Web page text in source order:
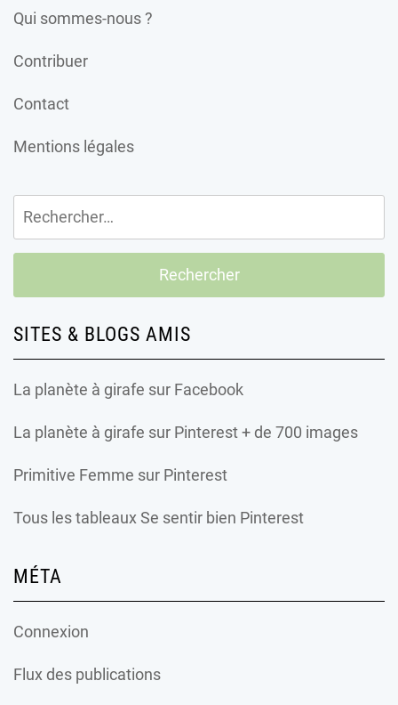
Qui sommes-nous ?
Contribuer
Contact
Mentions légales
Rechercher :
SITES & BLOGS AMIS
La planète à girafe sur Facebook
La planète à girafe sur Pinterest + de 700 images
Primitive Femme sur Pinterest
Tous les tableaux Se sentir bien Pinterest
MÉTA
Connexion
Flux des publications